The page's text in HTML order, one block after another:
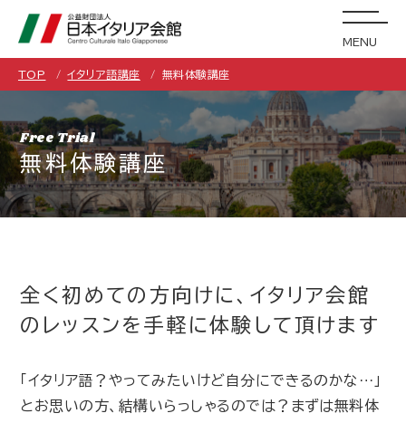
MENU
TOP イタリア語講座 無料体験講座
Free Trial
無料体験講座
全く初めての方向けに、イタリア会館
のレッスンを手軽に体験して頂けます
「イタリア語？やってみたいけど自分にできるのかな…」
とお思いの方、結構いらっしゃるのでは？まずは無料体